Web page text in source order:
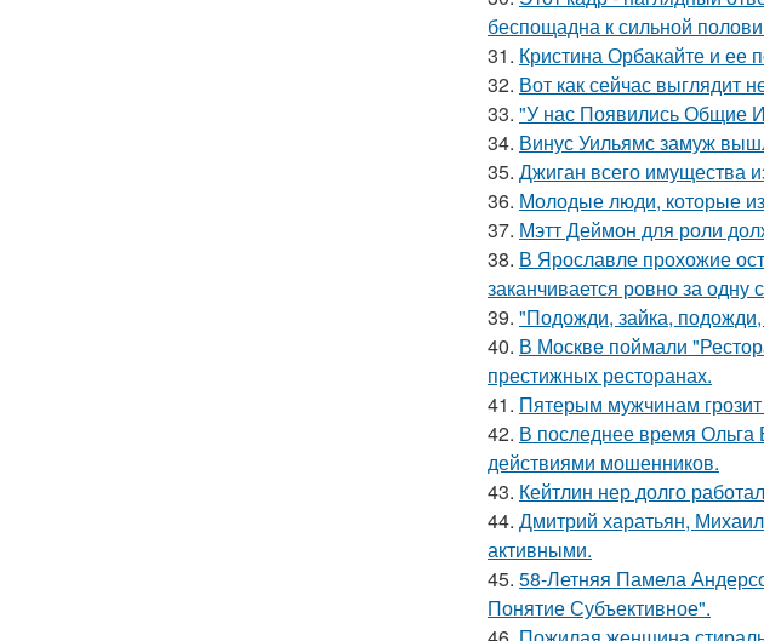
беспощадна к сильной
31. Кристина Орбакайте и ее
32. Вот как сейчас выглядит
33. "У нас Появились Общие
34. Винус Уильямс замуж
35. Джиган всего имущества
36. Молодые люди, которые
37. Мэтт Деймон для роли
38. В Ярославле прохожие
заканчивается ровно за одну
39. "Подожди, зайка,
40. В Москве поймали
престижных ресторанах.
41. Пятерым мужчинам
42. В последнее время Ольга
действиями мошенников.
43. Кейтлин нер долго
44. Дмитрий харатьян,
активными.
45. 58-Летняя Памела
Понятие Субъективное".